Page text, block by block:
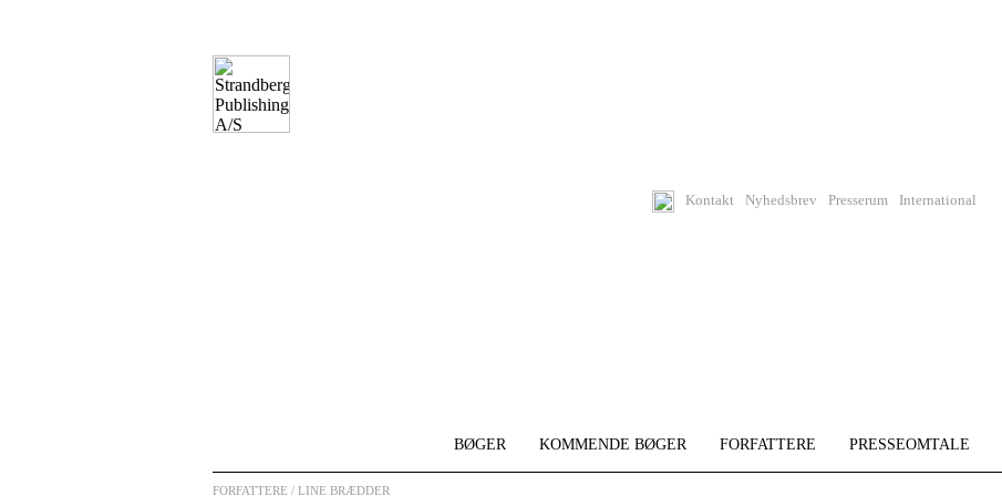
Kontakt Nyhedsbrev Presserum International
BØGER KOMMENDE BØGER FORFATTERE PRESSEOMTALE
FORFATTERE / LINE BRÆDDER